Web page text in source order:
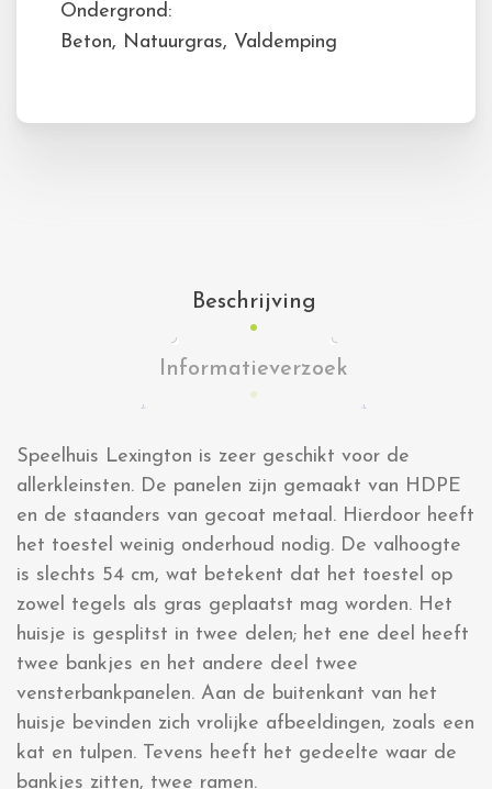
Ondergrond:
Beton, Natuurgras, Valdemping
Beschrijving
Informatieverzoek
Speelhuis Lexington is zeer geschikt voor de
allerkleinsten. De panelen zijn gemaakt van HDPE
en de staanders van gecoat metaal. Hierdoor heeft
het toestel weinig onderhoud nodig. De valhoogte
is slechts 54 cm, wat betekent dat het toestel op
zowel tegels als gras geplaatst mag worden. Het
huisje is gesplitst in twee delen; het ene deel heeft
twee bankjes en het andere deel twee
vensterbankpanelen. Aan de buitenkant van het
huisje bevinden zich vrolijke afbeeldingen, zoals een
kat en tulpen. Tevens heeft het gedeelte waar de
bankjes zitten, twee ramen.